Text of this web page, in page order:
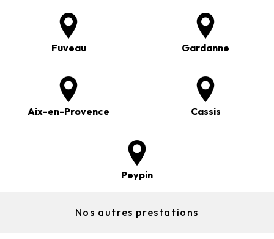
Fuveau Gardanne
Aix-en-Provence Cassis
Peypin
Nos autres prestations